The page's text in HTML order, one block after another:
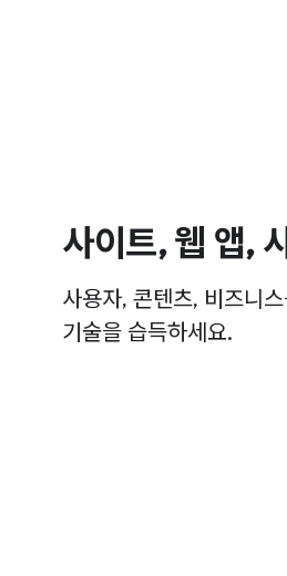
사이트, 웹 앱,
사용자, 콘텐츠, 비즈니
기술을 습득하세요.